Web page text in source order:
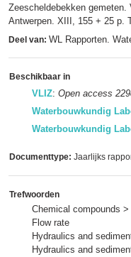
Zeescheldebekken gemeten.
Antwerpen. XIII, 155 + 25 p.
Deel van: WL Rapporten.
Beschikbaar in
VLIZ: Open access
Waterbouwkundig
Waterbouwkundig
Documenttype: Jaarlijks
Trefwoorden
Chemical compounds
Flow rate
Hydraulics and
Hydraulics and